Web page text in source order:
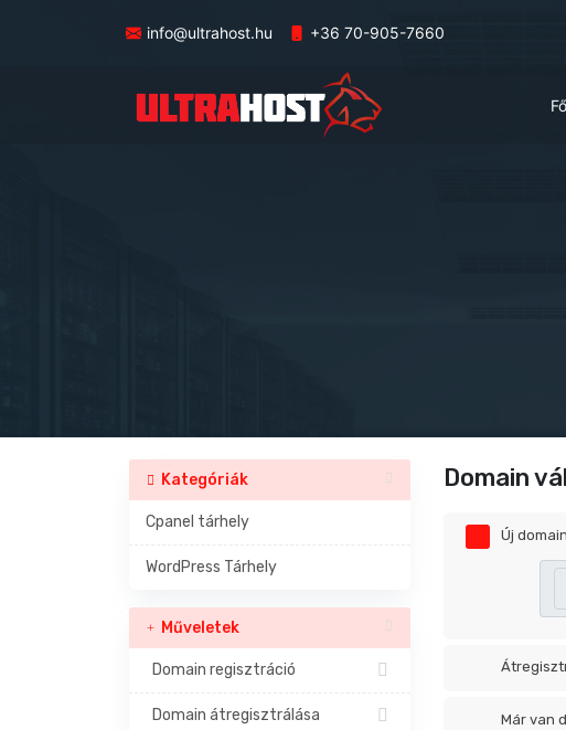
info@ultrahost.hu +36 70-905-7660
Kategóriák
Cpanel tárhely
WordPress Tárhely
Műveletek
Domain regisztráció
Domain átregisztrálása
Domain
Új
Már van